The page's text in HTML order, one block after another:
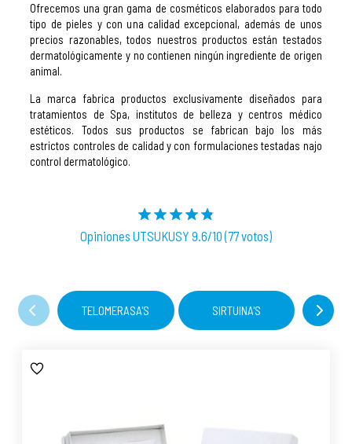
Ofrecemos una gran gama de cosméticos elaborados para todo
tipo de pieles y con una calidad excepcional, además de unos
precios razonables, todos nuestros productos están testados
dermatológicamente y no contienen ningún ingrediente de origen
animal.
La marca fabrica productos exclusivamente diseñados para
tratamientos de Spa, institutos de belleza y centros médico
estéticos. Todos sus productos se fabrican bajo los más
estrictos controles de calidad y con formulaciones testadas najo
control dermatológico.
Opiniones UTSUKUSY 9.6/10 (77 votos)
TELOMERASA'S SIRTUINA'S